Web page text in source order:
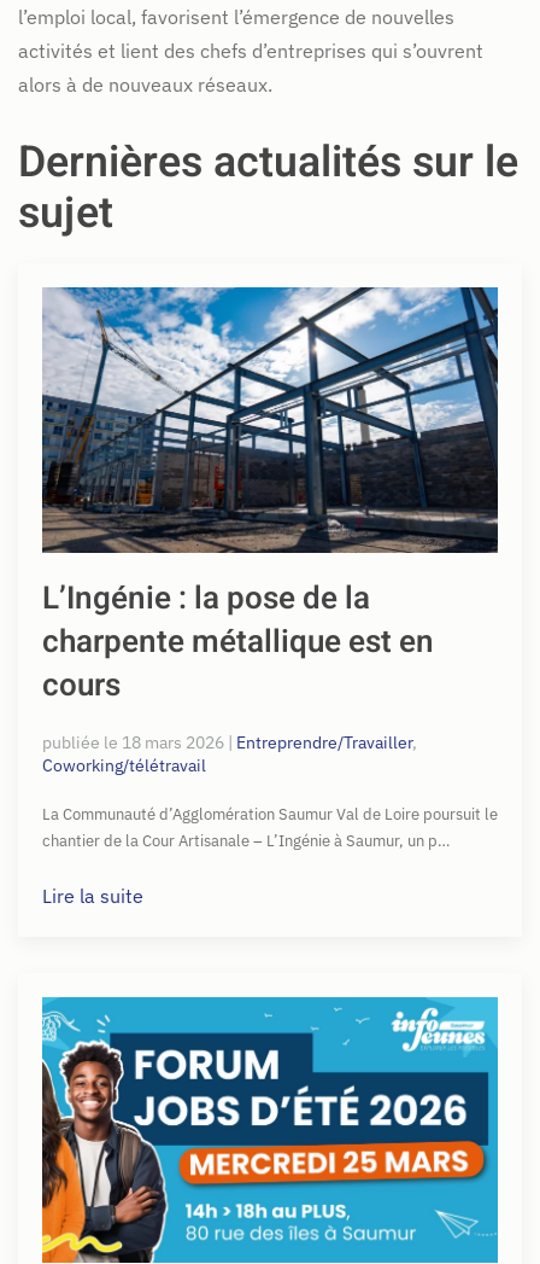
l’emploi local, favorisent l’émergence de nouvelles
activités et lient des chefs d’entreprises qui s’ouvrent
alors à de nouveaux réseaux.
Dernières actualités sur le
sujet
L’Ingénie : la pose de la
charpente métallique est en
cours
publiée le 18 mars 2026 | Entreprendre/Travailler,
Coworking/télétravail
La Communauté d’Agglomération Saumur Val de Loire poursuit le
chantier de la Cour Artisanale – L’Ingénie à Saumur, un p…
Lire la suite